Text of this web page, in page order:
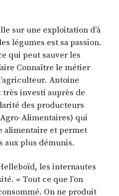
sur une exploitation d’à
légumes est sa passion.
qui peut sauver les
Connaître le métier
Antoine
investi auprès de
des producteurs
Alimentaires) qui
alimentaire et permet
aux plus démunis.
les internautes
« Tout ce que l’on
On ne produit